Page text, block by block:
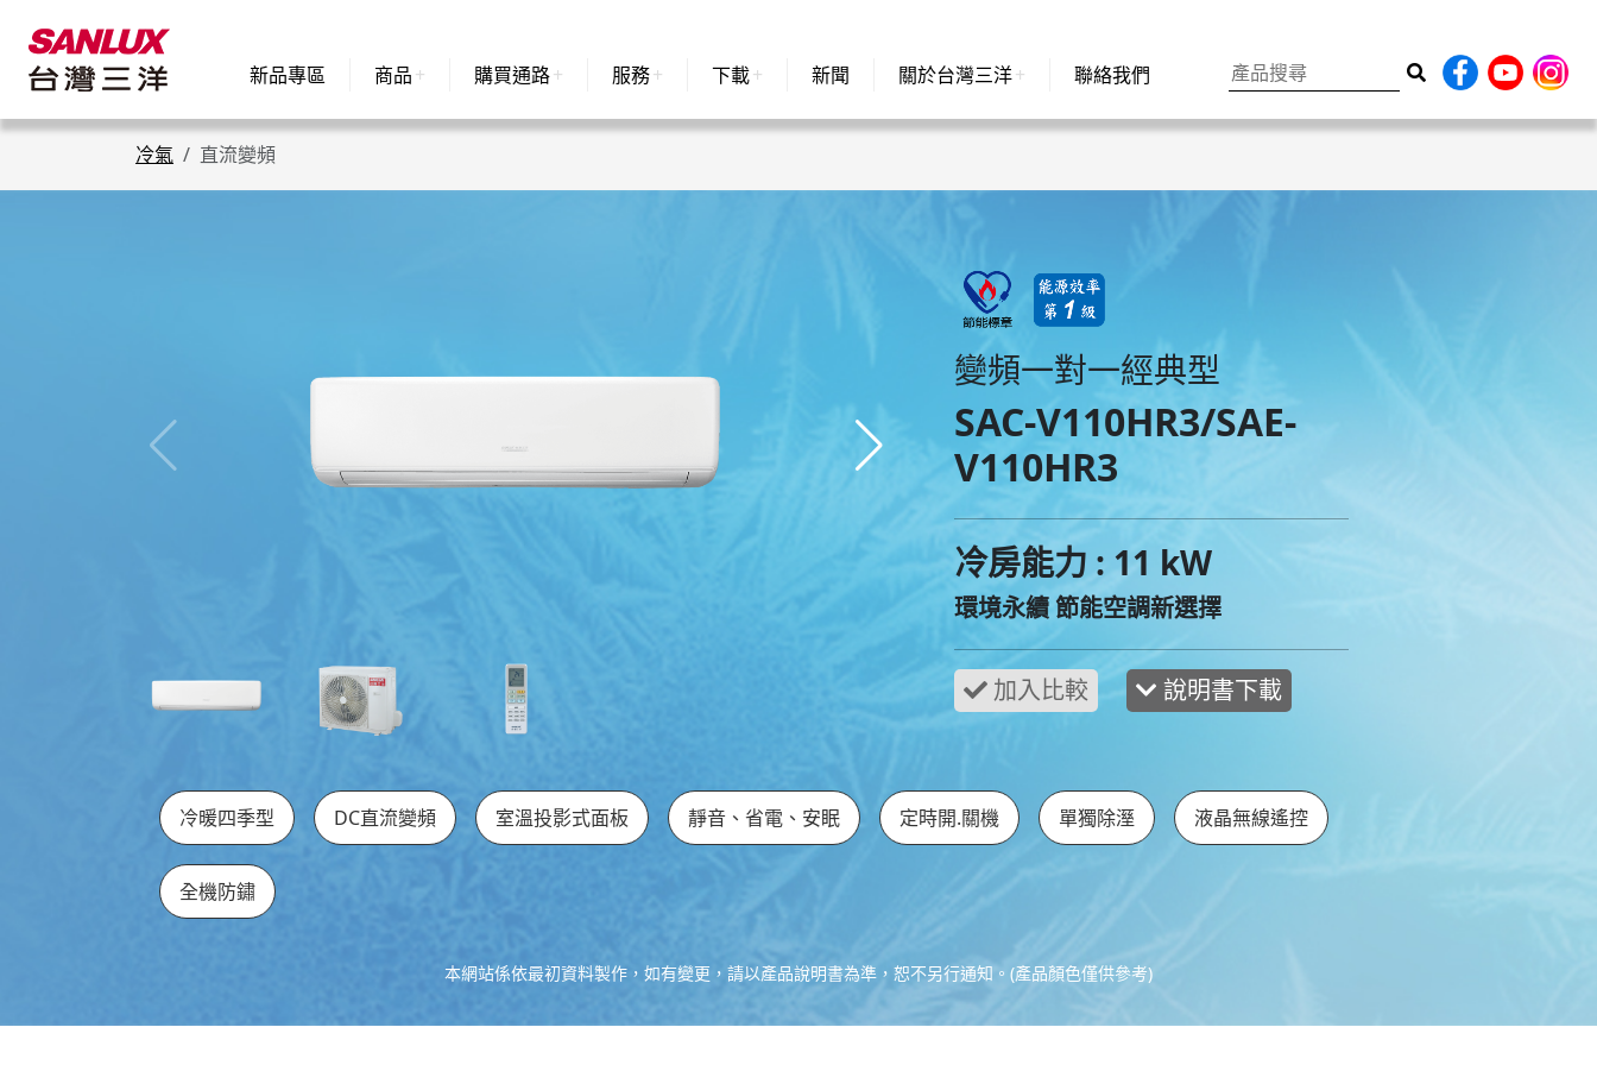
新品專區 商品 購買通路 服務 下載 新聞 關於台灣三洋 聯絡我們
冷氣 直流變頻
變頻一對一經典型
SAC-V110HR3/SAE-
V110HR3
冷房能力 : 11 kW
環境永續 節能空調新選擇
說明書下載
冷暖四季型 DC直流變頻 室溫投影式面板 靜音、省電、安眠 定時開.關機 單獨除溼 液晶無線遙控
全機防鏽
本網站係依最初資料製作，如有變更，請以產品說明書為準，恕不另行通知。(產品顏色僅供參考)